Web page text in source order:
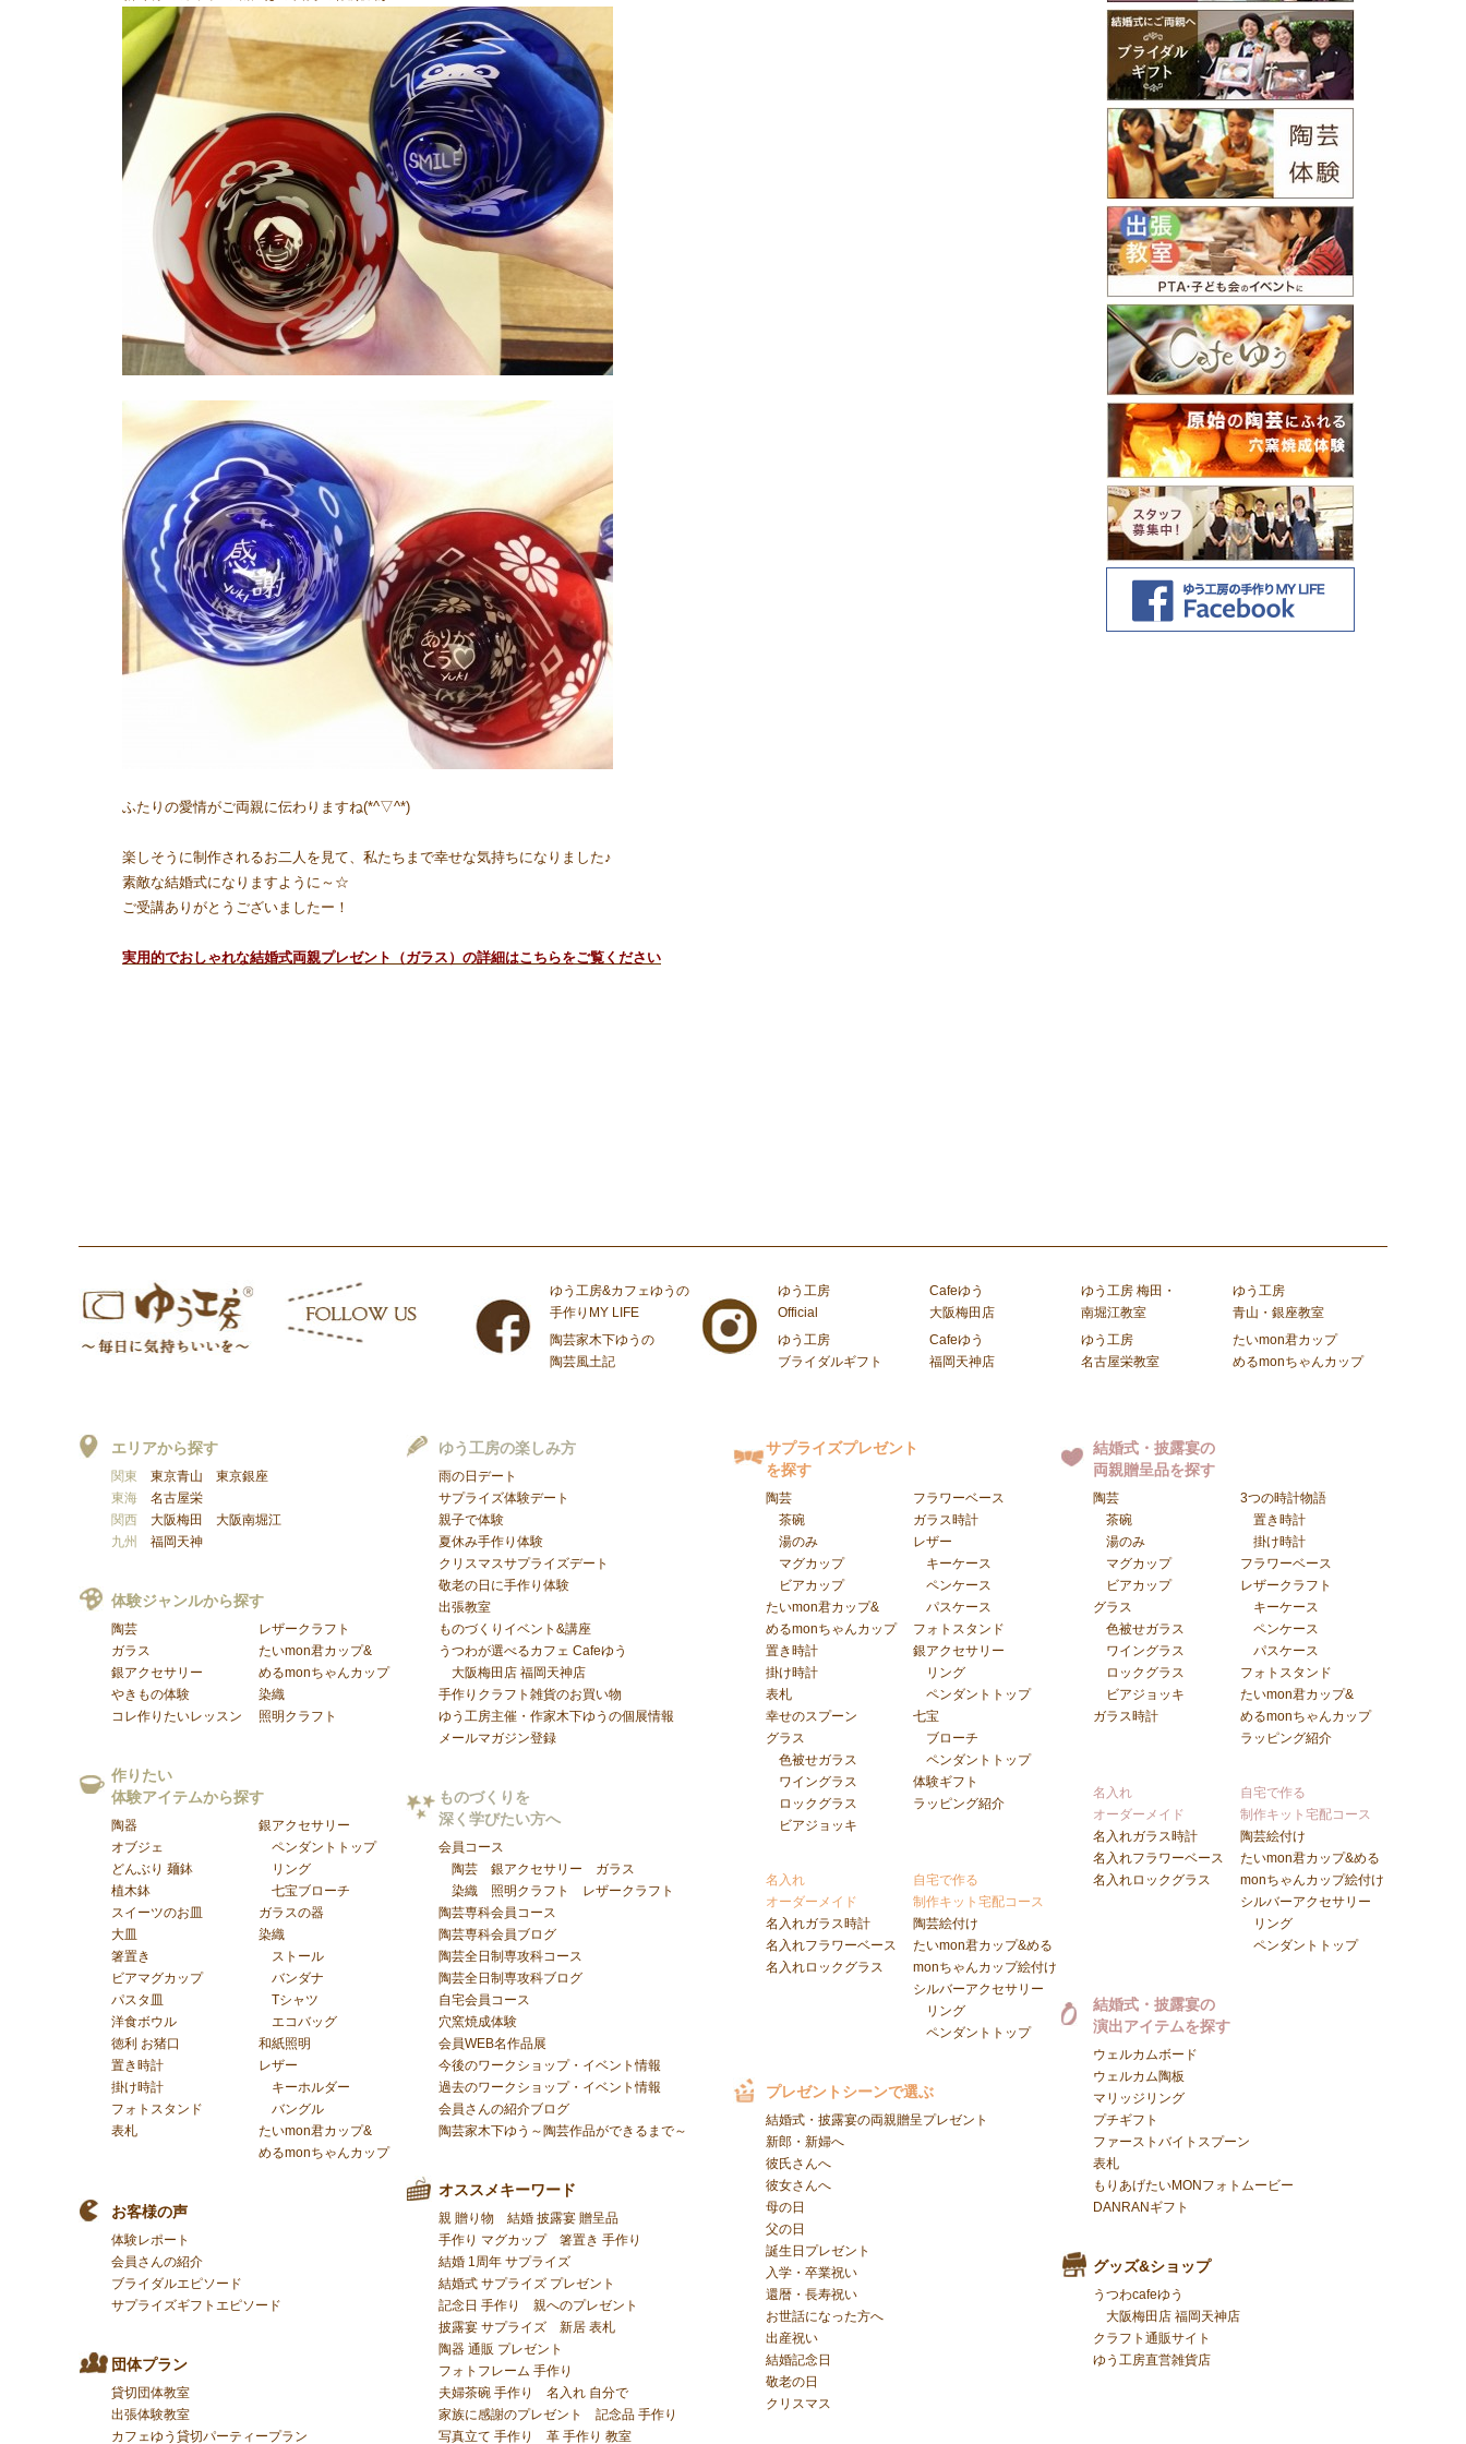
ふたりの愛情がご両親に伝わりますね(*^▽^*)
楽しそうに制作されるお二人を見て、私たちまで幸せな気持ちになりました♪
素敵な結婚式になりますように～☆
ご受講ありがとうございましたー！
実用的でおしゃれな結婚式両親プレゼント（ガラス）の詳細はこちらをご覧ください
ゆう工房&カフェゆうの
手作りMY LIFE
ゆう工房
Official
Cafeゆう
大阪梅田店
ゆう工房 梅田・
南堀江教室
ゆう工房
青山・銀座教室
陶芸家木下ゆうの
陶芸風土記
ゆう工房
ブライダルギフト
Cafeゆう
福岡天神店
ゆう工房
名古屋栄教室
たいmon君カップ
めるmonちゃんカップ
エリアから探す
関東 東京青山
東京銀座
東海 名古屋栄
関西 大阪梅田
大阪南堀江
九州 福岡天神
体験ジャンルから探す
陶芸
レザークラフト
ガラス
銀アクセサリー
たいmon君カップ&
めるmonちゃんカップ
やきもの体験
染織
コレ作りたいレッスン
照明クラフト
作りたい
体験アイテムから探す
陶器
オブジェ
どんぶり 麺鉢
植木鉢
スイーツのお皿
大皿
箸置き
ビアマグカップ
パスタ皿
洋食ボウル
徳利 お猪口
置き時計
掛け時計
フォトスタンド
表札
銀アクセサリー
ペンダントトップ
リング
七宝ブローチ
ガラスの器
染織
ストール
バンダナ
Tシャツ
エコバッグ
和紙照明
レザー
キーホルダー
バングル
たいmon君カップ&
めるmonちゃんカップ
お客様の声
体験レポート
会員さんの紹介
ブライダルエピソード
サプライズギフトエピソード
団体プラン
貸切団体教室
出張体験教室
カフェゆう貸切パーティープラン
ゆう工房の楽しみ方
雨の日デート
サプライズ体験デート
親子で体験
夏休み手作り体験
クリスマスサプライズデート
敬老の日に手作り体験
出張教室
ものづくりイベント&講座
うつわが選べるカフェ Cafeゆう
大阪梅田店 福岡天神店
手作りクラフト雑貨のお買い物
ゆう工房主催・作家木下ゆうの個展情報
メールマガジン登録
ものづくりを
深く学びたい方へ
会員コース
陶芸
銀アクセサリー
ガラス
染織
照明クラフト
レザークラフト
陶芸専科会員コース
陶芸専科会員ブログ
陶芸全日制専攻科コース
陶芸全日制専攻科ブログ
自宅会員コース
穴窯焼成体験
会員WEB名作品展
今後のワークショップ・イベント情報
過去のワークショップ・イベント情報
会員さんの紹介ブログ
陶芸家木下ゆう～陶芸作品ができるまで～
オススメキーワード
親 贈り物
結婚 披露宴 贈呈品
手作り マグカップ
箸置き 手作り
結婚 1周年 サプライズ
結婚式 サプライズ プレゼント
記念日 手作り
親へのプレゼント
披露宴 サプライズ
新居 表札
陶器 通販 プレゼント
フォトフレーム 手作り
夫婦茶碗 手作り
名入れ 自分で
家族に感謝のプレゼント
記念品 手作り
写真立て 手作り
革 手作り 教室
サプライズプレゼント
を探す
陶芸
茶碗
湯のみ
マグカップ
ビアカップ
たいmon君カップ&
めるmonちゃんカップ
置き時計
掛け時計
表札
幸せのスプーン
グラス
色被せガラス
ワイングラス
ロックグラス
ビアジョッキ
フラワーベース
ガラス時計
レザー
キーケース
ペンケース
パスケース
フォトスタンド
銀アクセサリー
リング
ペンダントトップ
七宝
ブローチ
ペンダントトップ
体験ギフト
ラッピング紹介
名入れ
オーダーメイド
名入れガラス時計
名入れフラワーベース
名入れロックグラス
自宅で作る
制作キット宅配コース
陶芸絵付け
たいmon君カップ&める
monちゃんカップ絵付け
シルバーアクセサリー
リング
ペンダントトップ
プレゼントシーンで選ぶ
結婚式・披露宴の両親贈呈プレゼント
新郎・新婦へ
彼氏さんへ
彼女さんへ
母の日
父の日
誕生日プレゼント
入学・卒業祝い
還暦・長寿祝い
お世話になった方へ
出産祝い
結婚記念日
敬老の日
クリスマス
結婚式・披露宴の
両親贈呈品を探す
陶芸
茶碗
湯のみ
マグカップ
ビアカップ
グラス
色被せガラス
ワイングラス
ロックグラス
ビアジョッキ
ガラス時計
3つの時計物語
置き時計
掛け時計
フラワーベース
レザークラフト
キーケース
ペンケース
パスケース
フォトスタンド
たいmon君カップ&
めるmonちゃんカップ
ラッピング紹介
名入れ
オーダーメイド
名入れガラス時計
名入れフラワーベース
名入れロックグラス
自宅で作る
制作キット宅配コース
陶芸絵付け
たいmon君カップ&める
monちゃんカップ絵付け
シルバーアクセサリー
リング
ペンダントトップ
結婚式・披露宴の
演出アイテムを探す
ウェルカムボード
ウェルカム陶板
マリッジリング
プチギフト
ファーストバイトスプーン
表札
もりあげたいMONフォトムービー
DANRANギフト
グッズ&ショップ
うつわcafeゆう
大阪梅田店 福岡天神店
クラフト通販サイト
ゆう工房直営雑貨店